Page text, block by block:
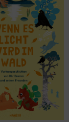
Vasko, Anne
wird im Wald